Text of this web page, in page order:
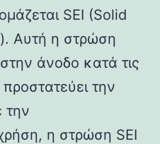
SEI (Solid
Αυτή η στρώση
άνοδο κατά τις
την
την
η στρώση SEI